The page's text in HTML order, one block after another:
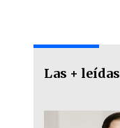
Las + leídas